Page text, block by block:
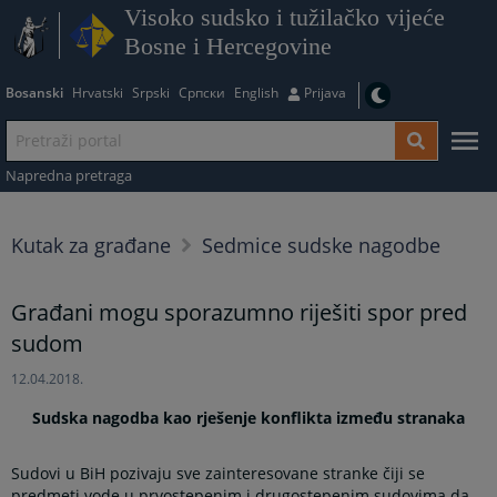
Visoko sudsko i tužilačko vijeće
Bosne i Hercegovine
Bosanski Hrvatski Srpski Српски English Prijava
Napredna pretraga
Kutak za građane Sedmice sudske nagodbe
Građani mogu sporazumno riješiti spor pred
sudom
12.04.2018.
Sudska nagodba kao rješenje konflikta između stranaka
Sudovi u BiH pozivaju sve zainteresovane stranke čiji se